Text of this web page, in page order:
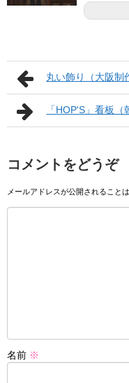
丸い飾り（大阪制
「HOP'S」看板（
コメントをどうぞ
メールアドレスが公開されること
名前 ※